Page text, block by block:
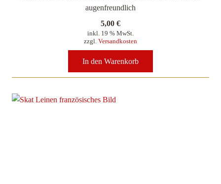
augenfreundlich
5,00 €
inkl. 19 % MwSt.
zzgl. Versandkosten
In den Warenkorb